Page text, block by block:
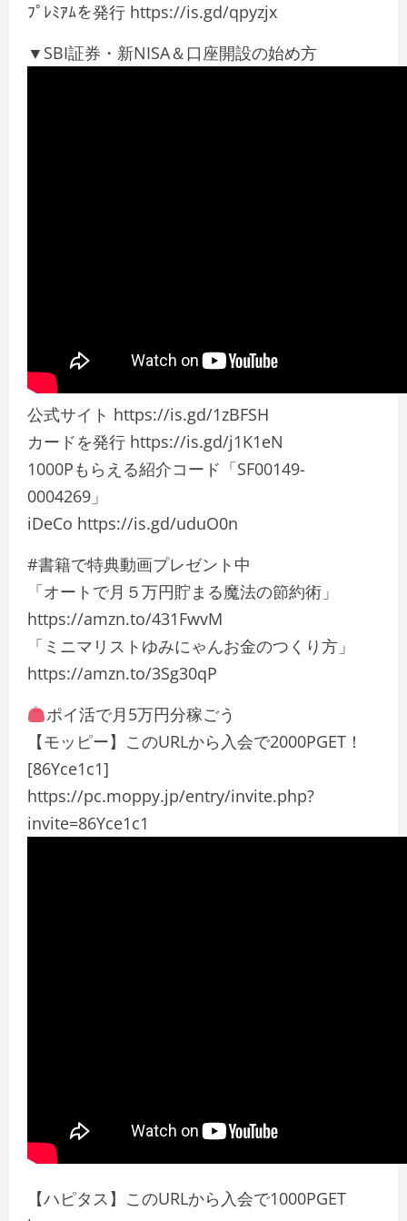
ﾌﾟﾚﾐｱﾑを発行 https://is.gd/qpyzjx
▼SBI証券・新NISA＆口座開設の始め方
公式サイト https://is.gd/1zBFSH
カードを発行 https://is.gd/j1K1eN
1000Pもらえる紹介コード「SF00149-
0004269」
iDeCo https://is.gd/uduO0n
#書籍で特典動画プレゼント中
「オートで月５万円貯まる魔法の節約術」
https://amzn.to/431FwvM
「ミニマリストゆみにゃんお金のつくり方」
https://amzn.to/3Sg30qP
ポイ活で月5万円分稼ごう
【モッピー】このURLから入会で2000PGET！
[86Yce1c1]
https://pc.moppy.jp/entry/invite.php?
invite=86Yce1c1
【ハピタス】このURLから入会で1000PGET